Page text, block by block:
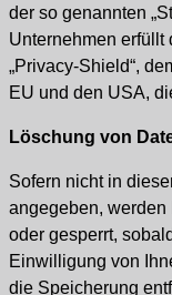
der so genannten
Unternehmen erfüllt
„Privacy-Shield“,
EU und den USA,
Löschung von
Sofern nicht in
angegeben,
oder gesperrt,
Einwilligung von
die Speicherung